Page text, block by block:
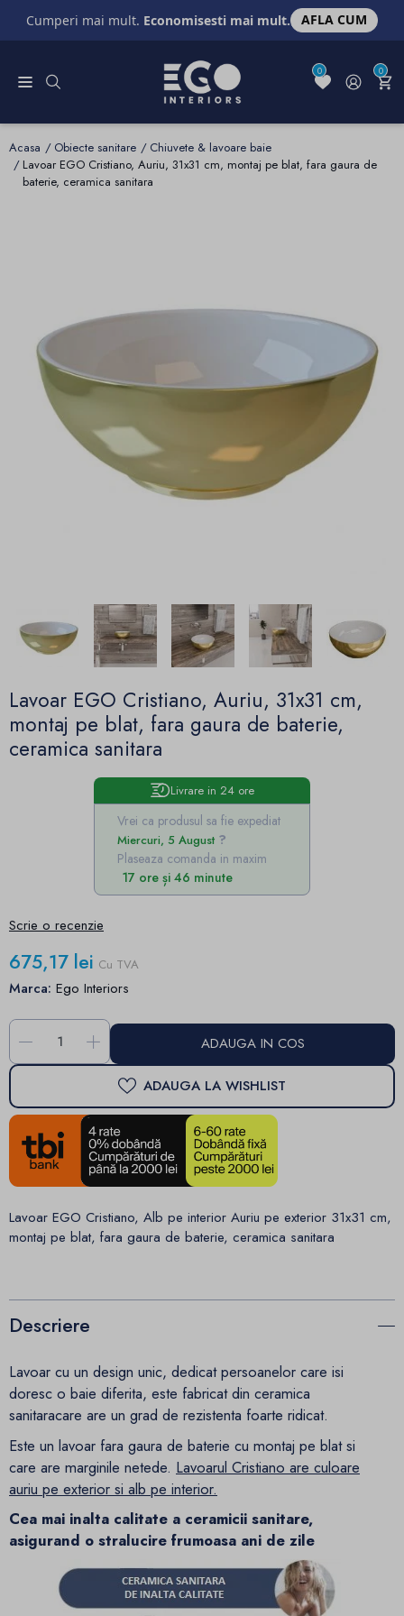
Cumperi mai mult. Economisesti mai mult. AFLA CUM
0 0
Acasa Obiecte sanitare
Chiuvete & lavoare baie
Lavoar EGO Cristiano, Auriu, 31x31 cm, montaj pe blat, fara gaura de
baterie, ceramica sanitara
Lavoar EGO Cristiano, Auriu, 31x31 cm,
montaj pe blat, fara gaura de baterie,
ceramica sanitara
Livrare in 24 ore
Vrei ca produsul sa fie expediat
Miercuri, 5 August
Plaseaza comanda in maxim
17 ore și 46 minute
Scrie o recenzie
675,17 lei Cu TVA
Marca: Ego Interiors
- + ADAUGA IN COS
ADAUGA LA WISHLIST
Lavoar EGO Cristiano, Alb pe interior Auriu pe exterior 31x31 cm,
montaj pe blat, fara gaura de baterie, ceramica sanitara
Descriere
Lavoar cu un design unic, dedicat persoanelor care isi
doresc o baie diferita, este fabricat din ceramica
sanitaracare are un grad de rezistenta foarte ridicat.
Este un lavoar fara gaura de baterie cu montaj pe blat si
care are marginile netede. Lavoarul Cristiano are culoare
auriu pe exterior si alb pe interior.
Cea mai inalta calitate a ceramicii sanitare,
asigurand o stralucire frumoasa ani de zile